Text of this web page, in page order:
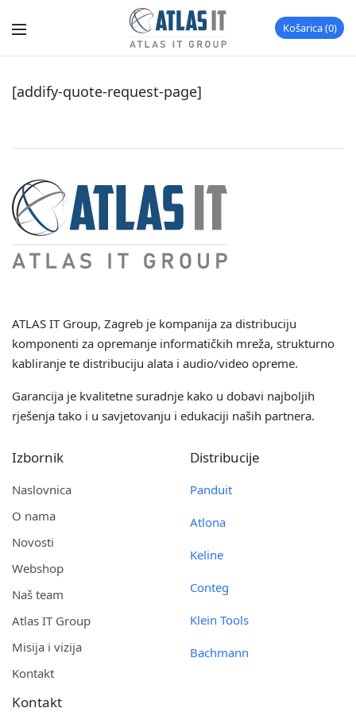
Košarica 0
[addify-quote-request-page]
ATLAS IT Group, Zagreb je kompanija za distribuciju
komponenti za opremanje informatičkih mreža, strukturno
kabliranje te distribuciju alata i audio/video opreme.
Garancija je kvalitetne suradnje kako u dobavi najboljih
rješenja tako i u savjetovanju i edukaciji naših partnera.
Izbornik
Naslovnica
O nama
Novosti
Webshop
Naš team
Atlas IT Group
Misija i vizija
Kontakt
Distribucije
Panduit
Atlona
Keline
Conteg
Klein Tools
Bachmann
Kontakt